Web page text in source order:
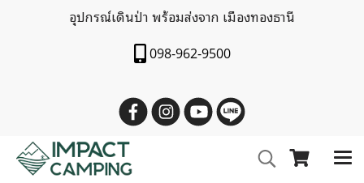
อุปกรณ์เดินป่า พร้อมส่งจาก เมืองทองธานี
098-962-9500